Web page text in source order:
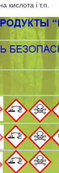
кислота і т.п.